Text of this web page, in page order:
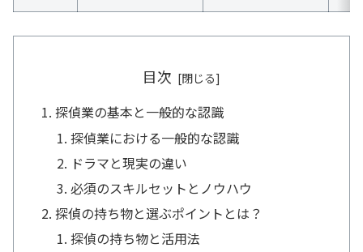
目次
探偵業の基本と一般的な認識
探偵業における一般的な認識
ドラマと現実の違い
必須のスキルセットとノウハウ
探偵の持ち物と選ぶポイントとは？
探偵の持ち物と活用法